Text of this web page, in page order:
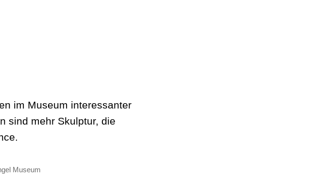
im Museum interessanter
sind mehr Skulptur, die
Museum